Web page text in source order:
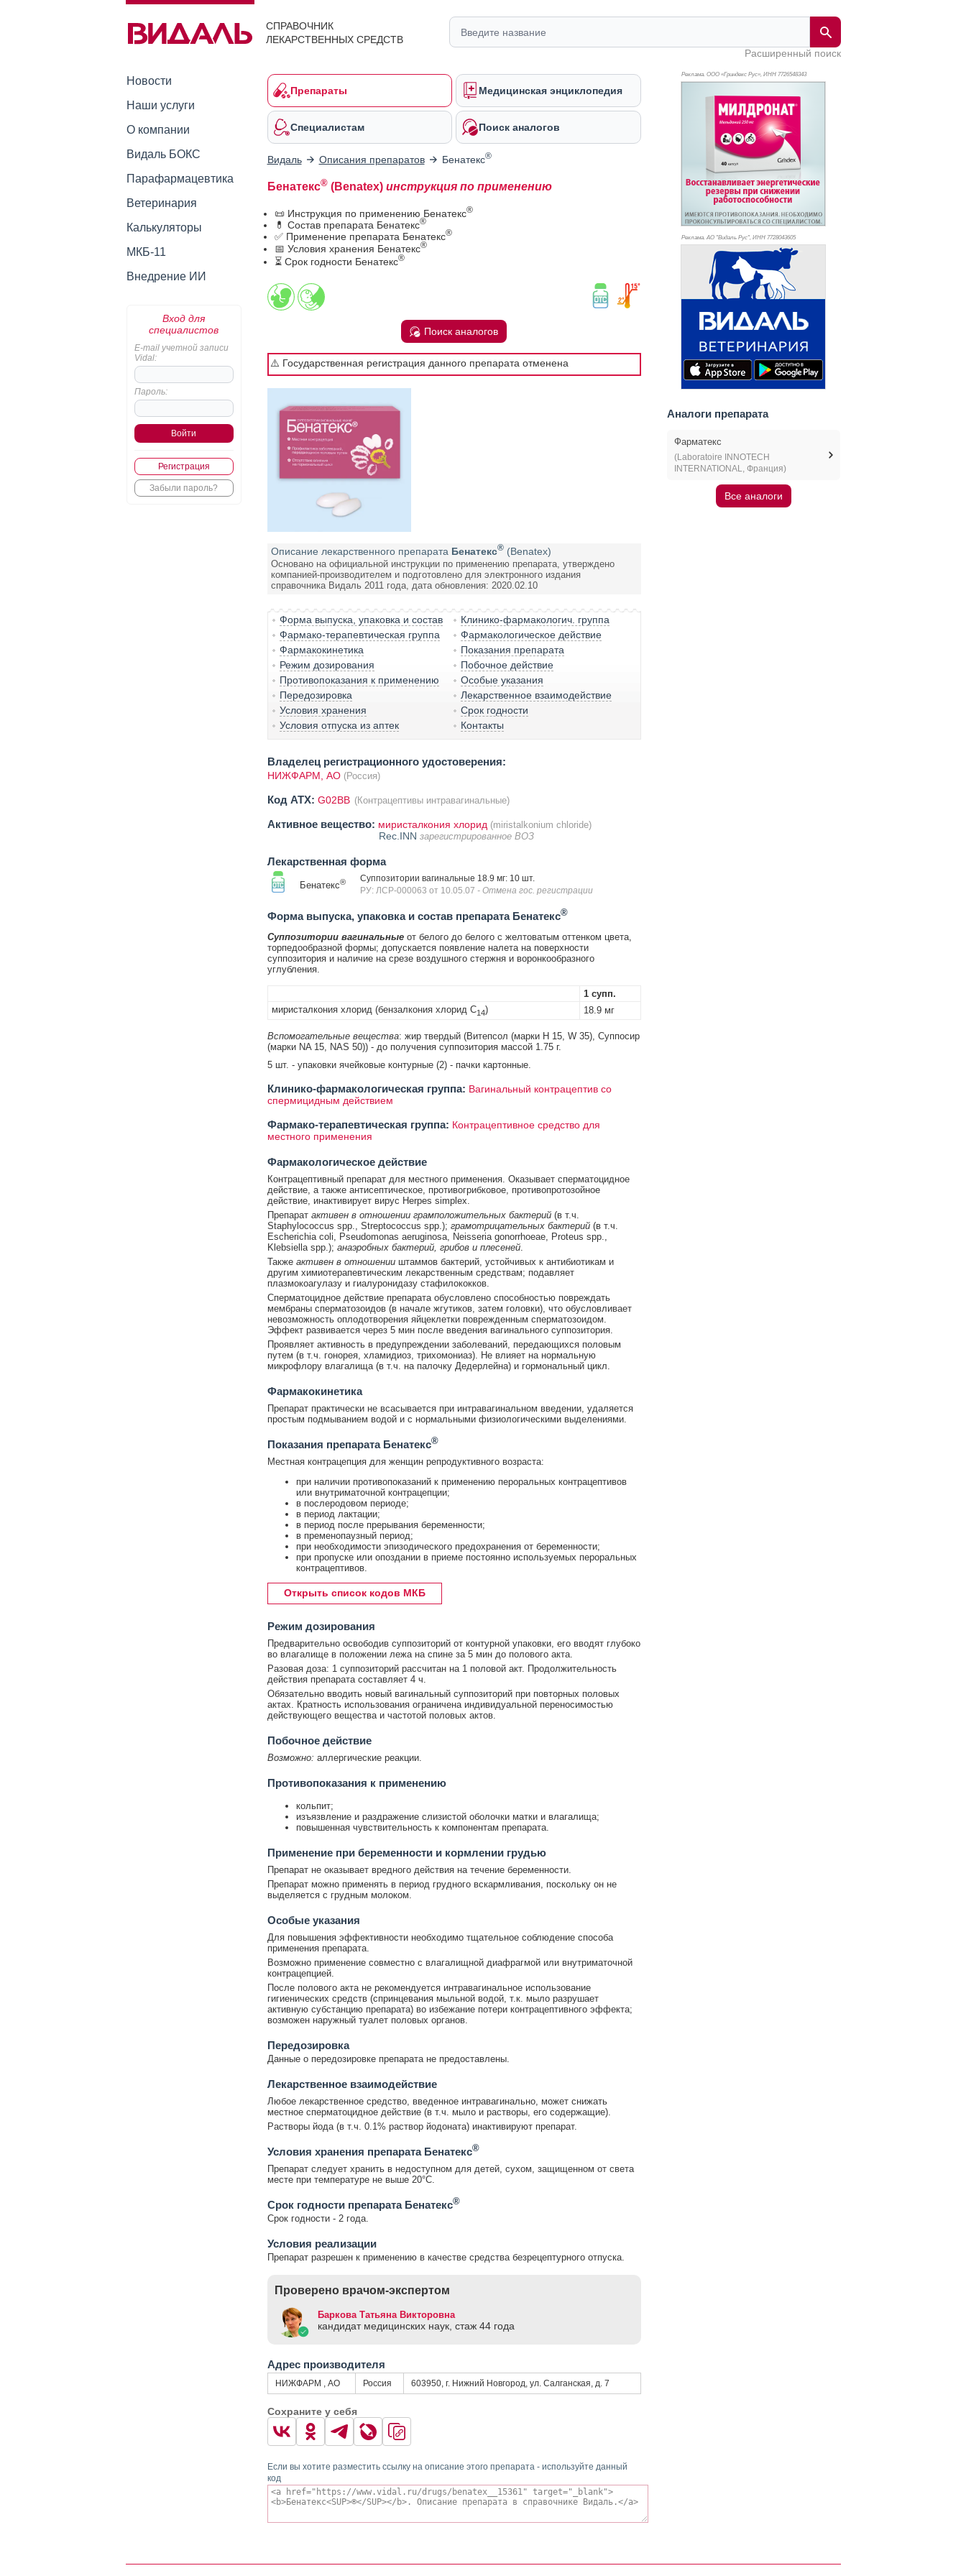
СПРАВОЧНИК
ЛЕКАРСТВЕННЫХ СРЕДСТВ
Расширенный поиск
Новости
Наши услуги
О компании
Видаль БОКС
Парафармацевтика
Ветеринария
Калькуляторы
МКБ-11
Внедрение ИИ
Вход для
специалистов
E-mail учетной записи
Vidal:
Пароль:
Регистрация
Забыли пароль?
Препараты Медицинская энциклопедия
Специалистам Поиск аналогов
Видаль Описания препаратов Бенатекс®
Бенатекс®(Benatex) инструкция по применению
📜 Инструкция по применению Бенатекс®
💊 Состав препарата Бенатекс®
✅ Применение препарата Бенатекс®
📅 Условия хранения Бенатекс®
⏳ Срок годности Бенатекс®
Поиск аналогов
⚠️ Государственная регистрация данного препарата отменена
Описание лекарственного препарата Бенатекс® (Benatex)
Основано на официальной инструкции по применению препарата, утверждено
компанией-производителем и подготовлено для электронного издания
справочника Видаль 2011 года, дата обновления: 2020.02.10
Форма выпуска, упаковка и состав
Клинико-фармакологич. группа
Фармако-терапевтическая группа
Фармакологическое действие
Фармакокинетика
Показания препарата
Режим дозирования
Побочное действие
Противопоказания к применению
Особые указания
Передозировка
Лекарственное взаимодействие
Условия хранения
Срок годности
Условия отпуска из аптек
Контакты
Владелец регистрационного удостоверения:
НИЖФАРМ, АО (Россия)
Код ATX: G02BB (Контрацептивы интравагинальные)
Активное вещество: миристалкония хлорид (miristalkonium chloride)
Rec.INN зарегистрированное ВОЗ
Лекарственная форма
Бенатекс®
Суппозитории вагинальные 18.9 мг: 10 шт.
РУ: ЛСР-000063 от 10.05.07 - Отмена гос. регистрации
Форма выпуска, упаковка и состав препарата Бенатекс®
Суппозитории вагинальныеот белого до белого с желтоватым оттенком цвета,
торпедообразной формы; допускается появление налета на поверхности
суппозитория и наличие на срезе воздушного стержня и воронкообразного
углубления.
1 супп.
миристалкония хлорид (бензалкония хлорид C14) 18.9 мг
Вспомогательные вещества: жир твердый (Витепсол (марки H 15, W 35), Суппосир
(марки NA 15, NAS 50)) - до получения суппозитория массой 1.75 г.
5 шт. - упаковки ячейковые контурные (2) - пачки картонные.
Клинико-фармакологическая группа: Вагинальный контрацептив со
спермицидным действием
Фармако-терапевтическая группа: Контрацептивное средство для
местного применения
Фармакологическое действие
Контрацептивный препарат для местного применения. Оказывает сперматоцидное
действие, а также антисептическое, противогрибковое, противопротозойное
действие, инактивирует вирус Herpes simplex.
Препарат активен в отношении грамположительных бактерий(в т.ч.
Staphylococcus spp., Streptococcus spp.); грамотрицательных бактерий(в т.ч.
Escherichia coli, Pseudomonas aeruginosa, Neisseria gonorrhoeae, Proteus spp.,
Klebsiella spp.); анаэробных бактерий, грибов и плесеней.
Также активен в отношенииштаммов бактерий, устойчивых к антибиотикам и
другим химиотерапевтическим лекарственным средствам; подавляет
плазмокоагулазу и гиалуронидазу стафилококков.
Сперматоцидное действие препарата обусловлено способностью повреждать
мембраны сперматозоидов (в начале жгутиков, затем головки), что обусловливает
невозможность оплодотворения яйцеклетки поврежденным сперматозоидом.
Эффект развивается через 5 мин после введения вагинального суппозитория.
Проявляет активность в предупреждении заболеваний, передающихся половым
путем (в т.ч. гонорея, хламидиоз, трихомониаз). Не влияет на нормальную
микрофлору влагалища (в т.ч. на палочку Дедерлейна) и гормональный цикл.
Фармакокинетика
Препарат практически не всасывается при интравагинальном введении, удаляется
простым подмыванием водой и с нормальными физиологическими выделениями.
Показания препарата Бенатекс®
Местная контрацепция для женщин репродуктивного возраста:
при наличии противопоказаний к применению пероральных контрацептивов
или внутриматочной контрацепции;
в послеродовом периоде;
в период лактации;
в период после прерывания беременности;
в пременопаузный период;
при необходимости эпизодического предохранения от беременности;
при пропуске или опоздании в приеме постоянно используемых пероральных
контрацептивов.
Открыть список кодов МКБ
Режим дозирования
Предварительно освободив суппозиторий от контурной упаковки, его вводят глубоко
во влагалище в положении лежа на спине за 5 мин до полового акта.
Разовая доза: 1 суппозиторий рассчитан на 1 половой акт. Продолжительность
действия препарата составляет 4 ч.
Обязательно вводить новый вагинальный суппозиторий при повторных половых
актах. Кратность использования ограничена индивидуальной переносимостью
действующего вещества и частотой половых актов.
Побочное действие
Возможно: аллергические реакции.
Противопоказания к применению
кольпит;
изъязвление и раздражение слизистой оболочки матки и влагалища;
повышенная чувствительность к компонентам препарата.
Применение при беременности и кормлении грудью
Препарат не оказывает вредного действия на течение беременности.
Препарат можно применять в период грудного вскармливания, поскольку он не
выделяется с грудным молоком.
Особые указания
Для повышения эффективности необходимо тщательное соблюдение способа
применения препарата.
Возможно применение совместно с влагалищной диафрагмой или внутриматочной
контрацепцией.
После полового акта не рекомендуется интравагинальное использование
гигиенических средств (спринцевания мыльной водой, т.к. мыло разрушает
активную субстанцию препарата) во избежание потери контрацептивного эффекта;
возможен наружный туалет половых органов.
Передозировка
Данные о передозировке препарата не предоставлены.
Лекарственное взаимодействие
Любое лекарственное средство, введенное интравагинально, может снижать
местное сперматоцидное действие (в т.ч. мыло и растворы, его содержащие).
Растворы йода (в т.ч. 0.1% раствор йодоната) инактивируют препарат.
Условия хранения препарата Бенатекс®
Препарат следует хранить в недоступном для детей, сухом, защищенном от света
месте при температуре не выше 20°С.
Срок годности препарата Бенатекс®
Срок годности - 2 года.
Условия реализации
Препарат разрешен к применению в качестве средства безрецептурного отпуска.
Проверено врачом-экспертом
Баркова Татьяна Викторовна
кандидат медицинских наук, стаж 44 годa
Адрес производителя
НИЖФАРМ , АО Россия 603950, г. Нижний Новгород, ул. Салганская, д. 7
Сохраните у себя
Если вы хотите разместить ссылку на описание этого препарата - используйте данный
код
Реклама. ООО «Гриндекс Рус», ИНН 7726548343
Реклама. АО "Видаль Рус", ИНН 7728043605
Аналоги препарата
Фарматекс
(Laboratoire INNOTECH
INTERNATIONAL, Франция)
Все аналоги